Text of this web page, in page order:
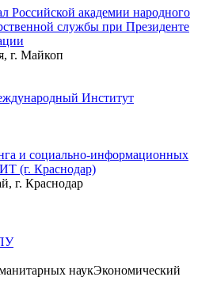
Российской академии народного
службы при Президенте
г. Майкоп
Институт
и социально-информационных
(г. Краснодар)
г. Краснодар
наукЭкономический